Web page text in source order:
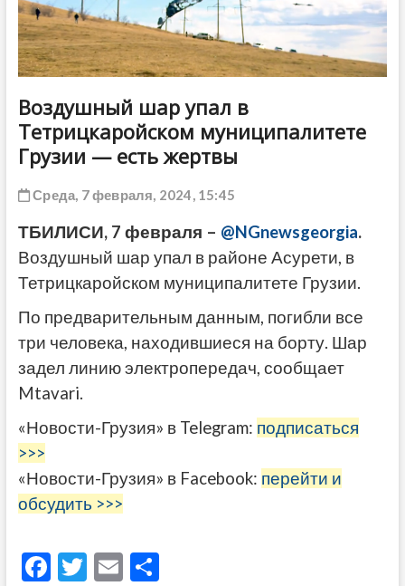
Воздушный шар упал в
Тетрицкаройском муниципалитете
Грузии — есть жертвы
Среда, 7 февраля, 2024, 15:45
ТБИЛИСИ, 7 февраля – @NGnewsgeorgia.
Воздушный шар упал в районе Асурети, в
Тетрицкаройском муниципалитете Грузии.
По предварительным данным, погибли все
три человека, находившиеся на борту. Шар
задел линию электропередач, сообщает
Mtavari.
«Новости-Грузия» в Telegram: подписаться
>>>
«Новости-Грузия» в Facebook: перейти и
обсудить >>>
F T E О